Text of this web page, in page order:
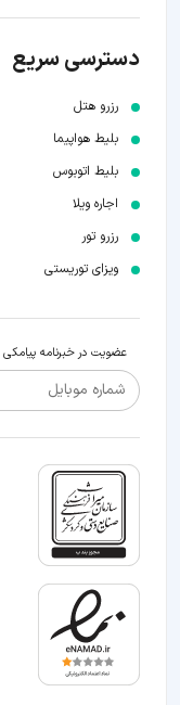
دسترسی سریع
رزرو هتل
بلیط هواپیما
بلیط اتوبوس
اجاره ویلا
رزرو تور
ویزای توریستی
عضویت در خبرنامه پیامکی
شماره موبایل